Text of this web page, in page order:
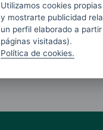
Utilizamos cookies
y mostrarte publicidad
un perfil elaborado a
páginas visitadas).
Política de cookies.